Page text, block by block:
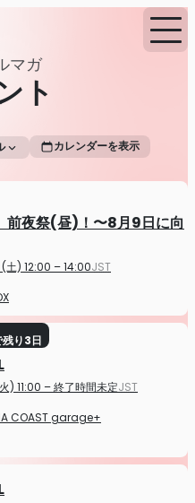
マガ
ト
カレンダーを表示
前夜祭(昼)！〜8月9日に向
) 12:00 – 14:00JST
り3日
) 11:00 – 終了時間未定JST
COAST garage+